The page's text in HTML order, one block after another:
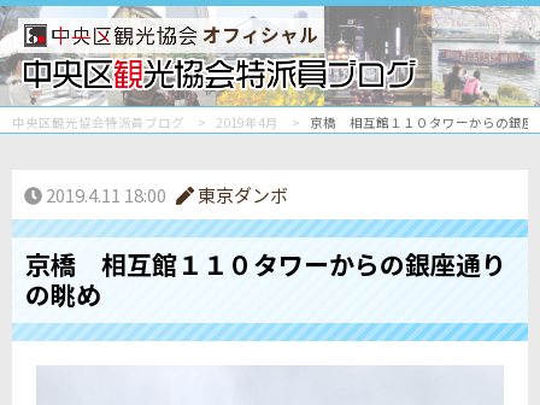
オフィシャル
中央区観光協会特派員ブログ 2019年4月 京橋 相互館１１０タワーからの銀座
2019.4.11 18:00 東京ダンボ
京橋 相互館１１０タワーからの銀座通り
の眺め